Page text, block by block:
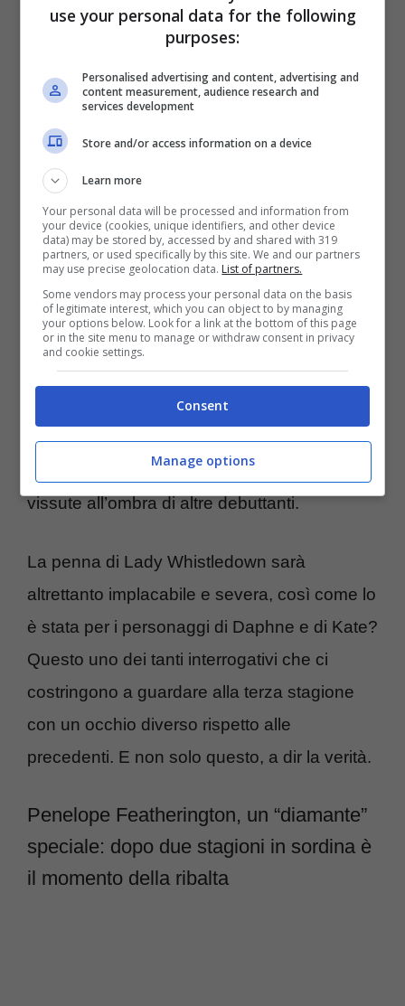
rivestito da un personaggio comeLady
hanno scoperto al termine della prima
proprio Penelope
Featheringtondietro la penna della temuta
scrittrice londinese.
È proprio questo il dettaglio che, ai nostri
occhi, farà la differenza per quanto concerne
i nuovissimi episodi di “Bridgerton”.
Penelope, per la prima volta, si troverà a
dover commentare le trame e i siparietti che
protagonista in prima persona
E che la porteranno finalmente a
guadagnarsi la ribalta, dopo ben due stagioni
vissute all’ombra di altre debuttanti.
La penna di Lady Whistledown sarà
altrettanto implacabile e severa, così come lo
è stata per i personaggi di Daphne e di Kate?
Questo uno dei tanti interrogativi che ci
costringono a guardare alla terza stagione
con un occhio diverso rispetto alle
precedenti. E non solo questo, a dir la verità.
Penelope Featherington, un “diamante”
speciale: dopo due stagioni in sordina è
il momento della ribalta
use your personal data for the following
purposes:
Personalised advertising and content, advertising and
content measurement, audience research and
services development
Store and/or access information on a device
Learn more
Your personal data will be processed and information from
your device (cookies, unique identifiers, and other device
data) may be stored by, accessed by and shared with 319
partners, or used specifically by this site. We and our partners
may use precise geolocation data. List of partners.
Some vendors may process your personal data on the basis
of legitimate interest, which you can object to by managing
your options below. Look for a link at the bottom of this page
or in the site menu to manage or withdraw consent in privacy
and cookie settings.
Consent
Manage options